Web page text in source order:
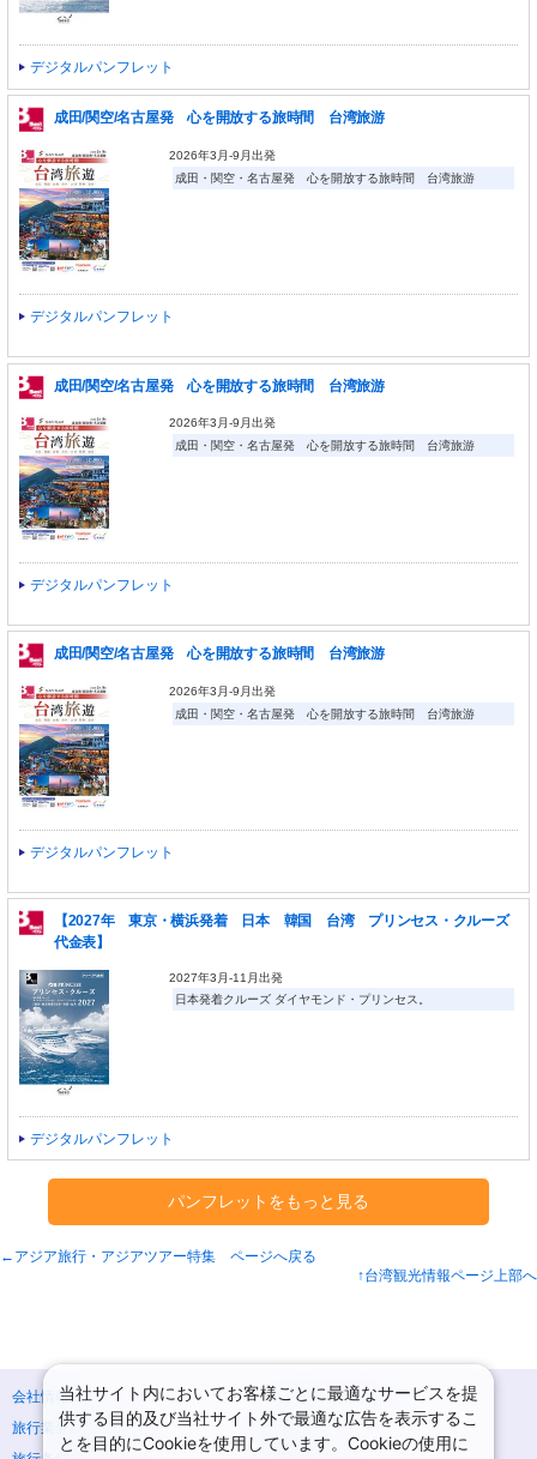
デジタルパンフレット
成田/関空/名古屋発 心を開放する旅時間 台湾旅游
2026年3月-9月出発
成田・関空・名古屋発 心を開放する旅時間 台湾旅游
デジタルパンフレット
成田/関空/名古屋発 心を開放する旅時間 台湾旅游
2026年3月-9月出発
成田・関空・名古屋発 心を開放する旅時間 台湾旅游
デジタルパンフレット
成田/関空/名古屋発 心を開放する旅時間 台湾旅游
2026年3月-9月出発
成田・関空・名古屋発 心を開放する旅時間 台湾旅游
デジタルパンフレット
【2027年 東京・横浜発着 日本 韓国 台湾 プリンセス・クルーズ
代金表】
2027年3月-11月出発
日本発着クルーズ ダイヤモンド・プリンセス。
デジタルパンフレット
パンフレットをもっと見る
←アジア旅行・アジアツアー特集 ページへ戻る
↑台湾観光情報ページ上部へ
会社情報
プライバシーポリシー
旅行業登録票・約款
規約集
当社サイト内においてお客様ごとに最適なサービスを提
供する目的及び当社サイト外で最適な広告を表示するこ
とを目的にCookieを使用しています。Cookieの使用に